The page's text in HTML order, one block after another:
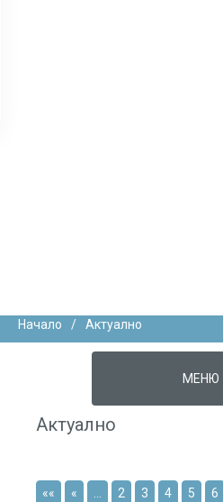
Начало / Актуално
МЕНЮ
Актуално
«« « … 2 3 4 5 6